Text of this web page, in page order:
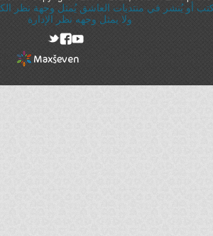
أو يُنشر في منتديات العاشق يُمثل وجهة نظر
ولا يمثل وجهه نظر الإدارة